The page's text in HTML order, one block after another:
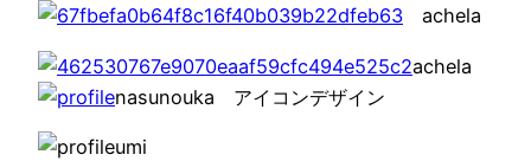
achela
achela
nasunouka アイコンデザイン
umi